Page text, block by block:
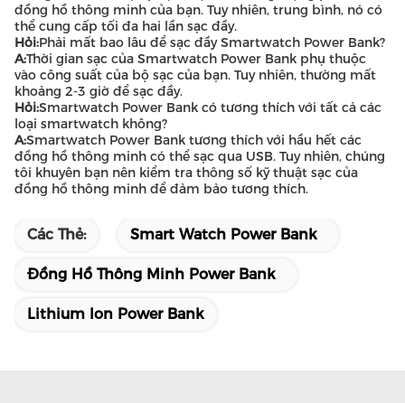
đồng hồ thông minh của bạn. Tuy nhiên, trung bình, nó có
thể cung cấp tối đa hai lần sạc đầy.
Hỏi:Phải mất bao lâu để sạc đầy Smartwatch Power Bank?
A:Thời gian sạc của Smartwatch Power Bank phụ thuộc
vào công suất của bộ sạc của bạn. Tuy nhiên, thường mất
khoảng 2-3 giờ để sạc đầy.
Hỏi:Smartwatch Power Bank có tương thích với tất cả các
loại smartwatch không?
A:Smartwatch Power Bank tương thích với hầu hết các
đồng hồ thông minh có thể sạc qua USB. Tuy nhiên, chúng
tôi khuyên bạn nên kiểm tra thông số kỹ thuật sạc của
đồng hồ thông minh để đảm bảo tương thích.
Các Thẻ: Smart Watch Power Bank
Đồng Hồ Thông Minh Power Bank
Lithium Ion Power Bank